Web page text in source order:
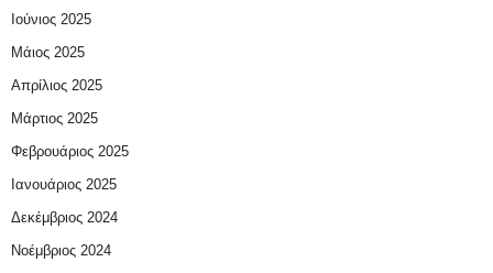
Ιούνιος 2025
Μάιος 2025
Απρίλιος 2025
Μάρτιος 2025
Φεβρουάριος 2025
Ιανουάριος 2025
Δεκέμβριος 2024
Νοέμβριος 2024